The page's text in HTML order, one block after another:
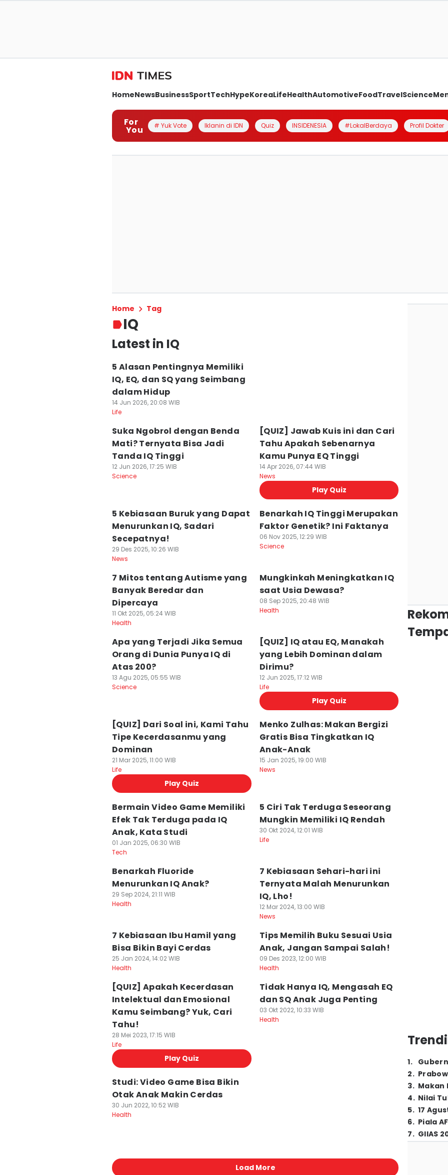
HomeNewsBusinessSportTechHypeKoreaLifeHealthAutomotiveFoodTravelScience
For
You # Yuk Vote Iklanin di IDN Quiz INSIDENESIA #LokalBerdaya Profil Dokter
Home Tag
IQ
Latest in IQ
5 Alasan Pentingnya Memiliki
IQ, EQ, dan SQ yang Seimbang
dalam Hidup
14 Jun 2026, 20:08 WIB
Life
Suka Ngobrol dengan Benda
Mati? Ternyata Bisa Jadi
Tanda IQ Tinggi
12 Jun 2026, 17:25 WIB
Science
[QUIZ] Jawab Kuis ini dan Cari
Tahu Apakah Sebenarnya
Kamu Punya EQ Tinggi
14 Apr 2026, 07:44 WIB
News
Play Quiz
5 Kebiasaan Buruk yang Dapat
Menurunkan IQ, Sadari
Secepatnya!
29 Des 2025, 10:26 WIB
News
Benarkah IQ Tinggi Merupakan
Faktor Genetik? Ini Faktanya
06 Nov 2025, 12:29 WIB
Science
7 Mitos tentang Autisme yang
Banyak Beredar dan
Dipercaya
11 Okt 2025, 05:24 WIB
Health
Mungkinkah Meningkatkan IQ
saat Usia Dewasa?
08 Sep 2025, 20:48 WIB
Health
Apa yang Terjadi Jika Semua
Orang di Dunia Punya IQ di
Atas 200?
13 Agu 2025, 05:55 WIB
Science
[QUIZ] IQ atau EQ, Manakah
yang Lebih Dominan dalam
Dirimu?
12 Jun 2025, 17:12 WIB
Life
Play Quiz
[QUIZ] Dari Soal ini, Kami Tahu
Tipe Kecerdasanmu yang
Dominan
21 Mar 2025, 11:00 WIB
Life
Play Quiz
Menko Zulhas: Makan Bergizi
Gratis Bisa Tingkatkan IQ
Anak-Anak
15 Jan 2025, 19:00 WIB
News
Bermain Video Game Memiliki
Efek Tak Terduga pada IQ
Anak, Kata Studi
01 Jan 2025, 06:30 WIB
Tech
5 Ciri Tak Terduga Seseorang
Mungkin Memiliki IQ Rendah
30 Okt 2024, 12:01 WIB
Life
Benarkah Fluoride
Menurunkan IQ Anak?
29 Sep 2024, 21:11 WIB
Health
7 Kebiasaan Sehari-hari ini
Ternyata Malah Menurunkan
IQ, Lho!
12 Mar 2024, 13:00 WIB
News
7 Kebiasaan Ibu Hamil yang
Bisa Bikin Bayi Cerdas
25 Jan 2024, 14:02 WIB
Health
Tips Memilih Buku Sesuai Usia
Anak, Jangan Sampai Salah!
09 Des 2023, 12:00 WIB
Health
[QUIZ] Apakah Kecerdasan
Intelektual dan Emosional
Kamu Seimbang? Yuk, Cari
Tahu!
28 Mei 2023, 17:15 WIB
Life
Play Quiz
Tidak Hanya IQ, Mengasah EQ
dan SQ Anak Juga Penting
03 Okt 2022, 10:33 WIB
Health
Studi: Video Game Bisa Bikin
Otak Anak Makin Cerdas
30 Jun 2022, 10:52 WIB
Health
Load More
1.
2.
3. Makan
4. Nilai
5. 17
6. Piala
7. GIIAS